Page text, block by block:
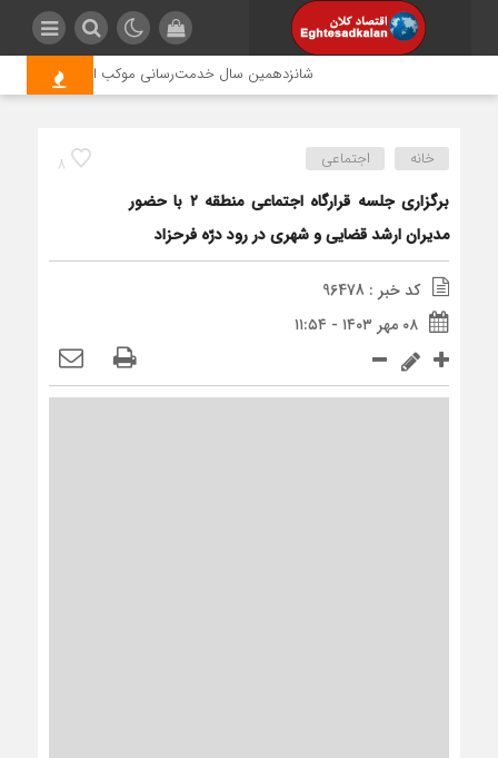
شانزدهمین سال خدمت‌رسانی موکب امام رضا (ع)
8 خانه اجتماعی
برگزاری جلسه قرارگاه اجتماعی منطقه ۲ با حضور
مدیران ارشد قضایی و شهری در رود درّه فرحزاد
کد خبر : 96478
۰۸ مهر ۱۴۰۳ - ۱۱:۵۴